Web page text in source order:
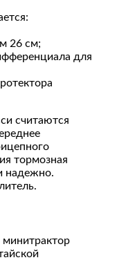
26 см;
для
считаются
тормозная
надежно.
минитрактор